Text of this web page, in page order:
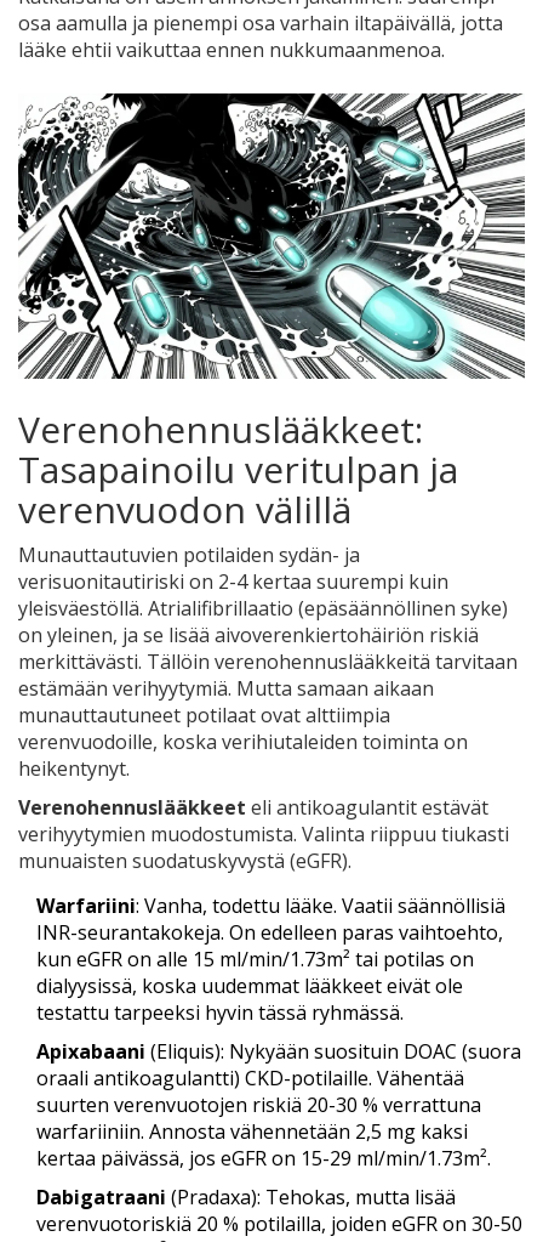
osa aamulla ja pienempi osa varhain iltapäivällä, jotta
lääke ehtii vaikuttaa ennen nukkumaanmenoa.
Verenohennuslääkkeet:
Tasapainoilu veritulpan ja
verenvuodon välillä
Munauttautuvien potilaiden sydän- ja
verisuonitautiriski on 2-4 kertaa suurempi kuin
yleisväestöllä. Atrialifibrillaatio (epäsäännöllinen syke)
on yleinen, ja se lisää aivoverenkiertohäiriön riskiä
merkittävästi. Tällöin verenohennuslääkkeitä tarvitaan
estämään verihyytymiä. Mutta samaan aikaan
munauttautuneet potilaat ovat alttiimpia
verenvuodoille, koska verihiutaleiden toiminta on
heikentynyt.
Verenohennuslääkkeet eli antikoagulantit estävät
verihyytymien muodostumista. Valinta riippuu tiukasti
munuaisten suodatuskyvystä (eGFR).
Warfariini: Vanha, todettu lääke. Vaatii säännöllisiä
INR-seurantakokeja. On edelleen paras vaihtoehto,
kun eGFR on alle 15 ml/min/1.73m² tai potilas on
dialyysissä, koska uudemmat lääkkeet eivät ole
testattu tarpeeksi hyvin tässä ryhmässä.
Apixabaani (Eliquis): Nykyään suosituin DOAC (suora
oraali antikoagulantti) CKD-potilaille. Vähentää
suurten verenvuotojen riskiä 20-30 % verrattuna
warfariiniin. Annosta vähennetään 2,5 mg kaksi
kertaa päivässä, jos eGFR on 15-29 ml/min/1.73m².
Dabigatraani (Pradaxa): Tehokas, mutta lisää
verenvuotoriskiä 20 % potilailla, joiden eGFR on 30-50